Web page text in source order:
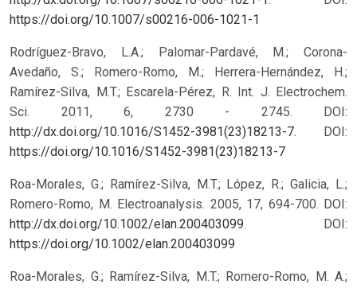
https://doi.org/10.1007/s00216-006-1021-1
Rodríguez-Bravo, L.A.; Palomar-Pardavé, M.; Corona-
Avedaño, S.; Romero-Romo, M.; Herrera-Hernández, H.;
Ramírez-Silva, M.T.; Escarela-Pérez, R. Int. J. Electrochem.
Sci. 2011, 6, 2730 - 2745. DOI:
http://dx.doi.org/10.1016/S1452-3981(23)18213-7.
DOI:
https://doi.org/10.1016/S1452-3981(23)18213-7
Roa-Morales, G.; Ramírez-Silva, M.T.; López, R.; Galicia, L.;
Romero-Romo, M. Electroanalysis. 2005, 17, 694-700. DOI:
http://dx.doi.org/10.1002/elan.200403099.
DOI:
https://doi.org/10.1002/elan.200403099
Roa-Morales, G.; Ramírez-Silva, M.T.; Romero-Romo, M. A.;